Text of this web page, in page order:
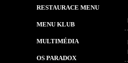
RESTAURACE MENU
MENU KLUB
MULTIMÉDIA
OS PARADOX